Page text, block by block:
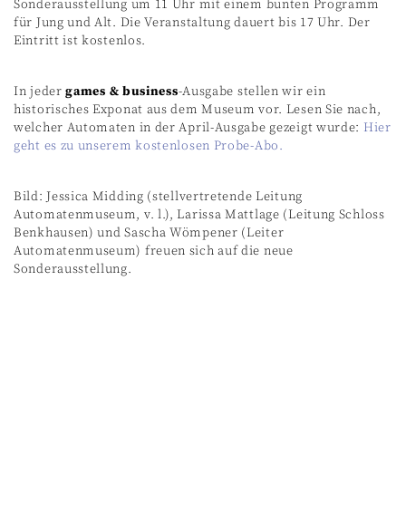
Sonderausstellung um 11 Uhr mit einem bunten Programm
für Jung und Alt. Die Veranstaltung dauert bis 17 Uhr. Der
Eintritt ist kostenlos.
In jedergames & business-Ausgabe stellen wir ein
historisches Exponat aus dem Museum vor. Lesen Sie nach,
welcher Automaten in der April-Ausgabe gezeigt wurde: Hier
geht es zu unserem kostenlosen Probe-Abo.
Bild: Jessica Midding (stellvertretende Leitung
Automatenmuseum, v. l.), Larissa Mattlage (Leitung Schloss
Benkhausen) und Sascha Wömpener (Leiter
Automatenmuseum) freuen sich auf die neue
Sonderausstellung.